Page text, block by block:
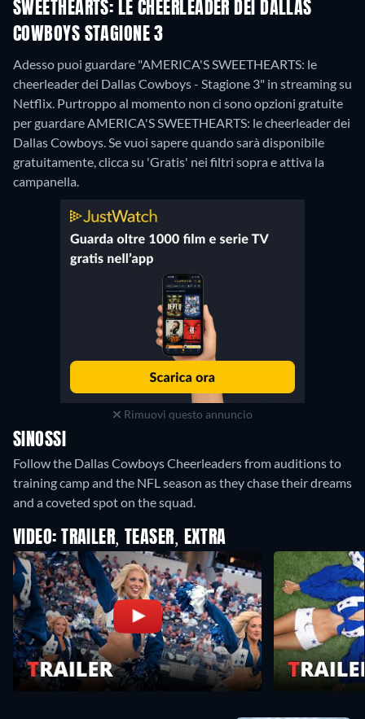
SWEETHEARTS: LE CHEERLEADER DEI DALLAS
COWBOYS STAGIONE 3
Adesso puoi guardare "AMERICA'S SWEETHEARTS: le
cheerleader dei Dallas Cowboys - Stagione 3" in streaming su
Netflix. Purtroppo al momento non ci sono opzioni gratuite
per guardare AMERICA'S SWEETHEARTS: le cheerleader dei
Dallas Cowboys. Se vuoi sapere quando sarà disponibile
gratuitamente, clicca su 'Gratis' nei filtri sopra e attiva la
campanella.
Rimuovi questo annuncio
SINOSSI
Follow the Dallas Cowboys Cheerleaders from auditions to
training camp and the NFL season as they chase their dreams
and a coveted spot on the squad.
VIDEO: TRAILER, TEASER, EXTRA